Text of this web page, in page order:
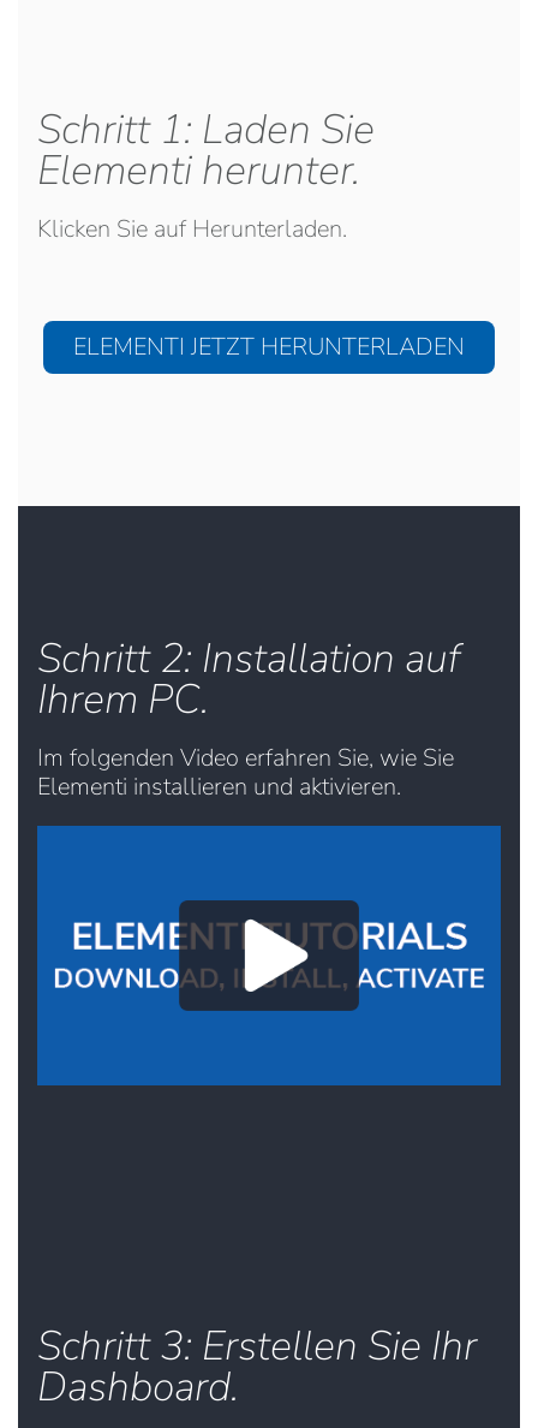
Schritt 1: Laden Sie
Elementi herunter.
Klicken Sie auf Herunterladen.
ELEMENTI JETZT HERUNTERLADEN
Schritt 2: Installation auf
Ihrem PC.
Im folgenden Video erfahren Sie, wie Sie
Elementi installieren und aktivieren.
Schritt 3: Erstellen Sie Ihr
Dashboard.